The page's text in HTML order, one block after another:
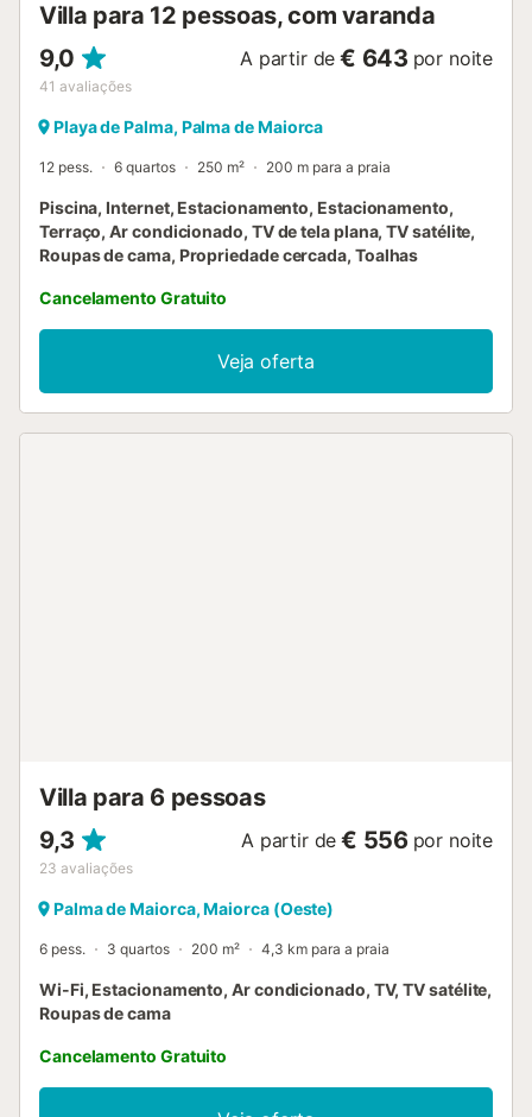
Villa para 12 pessoas, com varanda
9,0
41 avaliações
A partir de € 643 por noite
Playa de Palma, Palma de Maiorca
12 pess. 6 quartos 250 m² 200 m para a praia
Piscina, Internet, Estacionamento, Estacionamento,
Terraço, Ar condicionado, TV de tela plana, TV satélite,
Roupas de cama, Propriedade cercada, Toalhas
Cancelamento Gratuito
Veja oferta
Villa para 6 pessoas
9,3
23 avaliações
A partir de € 556 por noite
Palma de Maiorca, Maiorca (Oeste)
6 pess. 3 quartos 200 m² 4,3 km para a praia
Wi-Fi, Estacionamento, Ar condicionado, TV, TV satélite,
Roupas de cama
Cancelamento Gratuito